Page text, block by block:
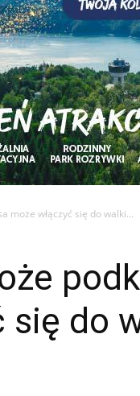
może włączyć się do walki...
się do